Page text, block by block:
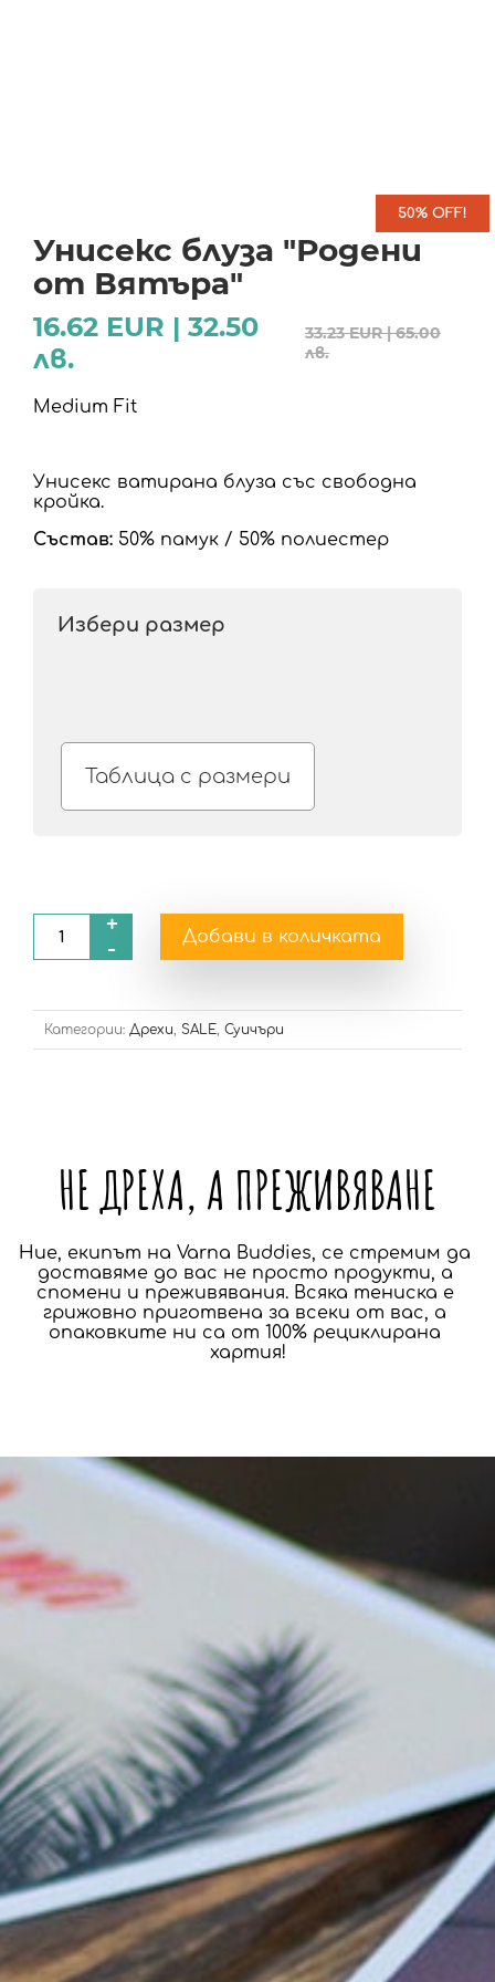
50% OFF!
Унисекс блуза "Родени
от Вятъра"
16.62 EUR | 32.50
лв.
33.23 EUR | 65.00
лв.
Medium Fit
Унисекс ватирана блуза със свободна
кройка.
Състав: 50% памук / 50% полиестер
Избери размер
Таблица с размери
+
-
Добави в количката
Категории: Дрехи, SALE, Суичъри
НЕ ДРЕХА, А ПРЕЖИВЯВАНЕ
Ние, екипът на Varna Buddies, се стремим да
доставяме до вас не просто продукти, а
спомени и преживявания. Всяка тениска е
грижовно приготвена за всеки от вас, а
опаковките ни са от 100% рециклирана
хартия!